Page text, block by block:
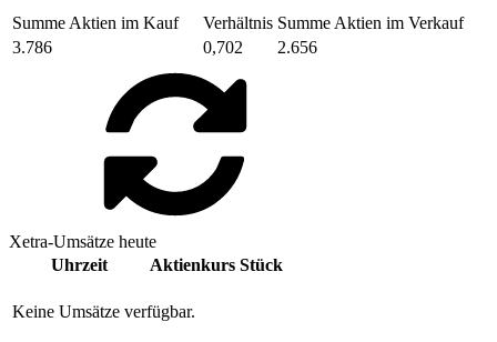
Summe Aktien im Kauf
Verhältnis Summe Aktien im Verkauf
3.786
0,702 2.656
Xetra-Umsätze heute
Uhrzeit
Aktienkurs Stück
Keine Umsätze verfügbar.